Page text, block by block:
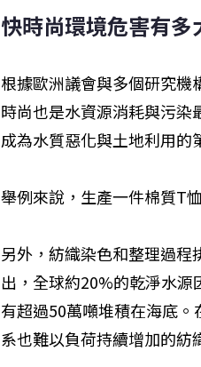
快時尚環境危害有多
根據歐洲議會與多個研究
時尚也是水資源消耗與污染
成為水質惡化與土地利用的
舉例來說，生產一件棉質T
另外，紡織染色和整理過
出，全球約20%的乾淨水
有超過50萬噸堆積在海底
系也難以負荷持續增加的紡